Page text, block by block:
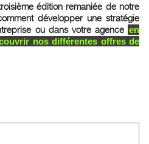
édition remaniée de notre
développer une stratégie
ou dans votre agence en
nos différentes offres de